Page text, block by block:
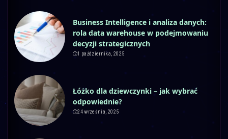
Business Intelligence i analiza danych:
rola data warehouse w podejmowaniu
decyzji strategicznych
1 października, 2025
Łóżko dla dziewczynki – jak wybrać
odpowiednie?
24 września, 2025